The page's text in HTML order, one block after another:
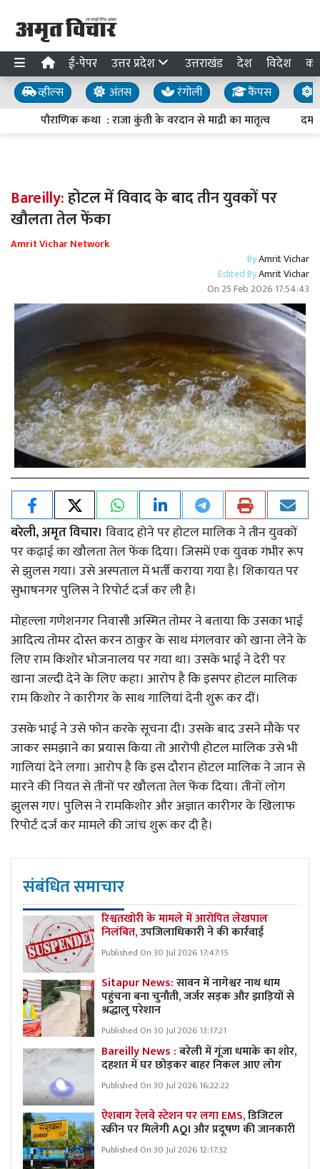
ई-पेपर उत्तर प्रदेश उत्तराखंड देश विदेश
व्हील्स अंतस रंगोली कैंपस
पौराणिक कथा : राजा कुंती के वरदान से माद्री का मातृत्व
Bareilly:होटल में विवाद के बाद तीन युवकों पर
खौलता तेल फेंका
Amrit Vichar Network
ByAmrit Vichar
Edited ByAmrit Vichar
On 25 Feb 2026 17:54:43
बरेली, अमृत विचार। विवाद होने पर होटल मालिक ने तीन युवकों
पर कढ़ाई का खौलता तेल फेंक दिया। जिसमें एक युवक गंभीर रूप
से झुलस गया। उसे अस्पताल में भर्ती कराया गया है। शिकायत पर
सुभाषनगर पुलिस ने रिपोर्ट दर्ज कर ली है।
मोहल्ला गणेशनगर निवासी अस्मित तोमर ने बताया कि उसका भाई
आदित्य तोमर दोस्त करन ठाकुर के साथ मंगलवार को खाना लेने के
लिए राम किशोर भोजनालय पर गया था। उसके भाई ने देरी पर
खाना जल्दी देने के लिए कहा। आरोप है कि इसपर होटल मालिक
राम किशोर ने कारीगर के साथ गालियां देनी शुरू कर दीं।
उसके भाई ने उसे फोन करके सूचना दी। उसके बाद उसने मौके पर
जाकर समझाने का प्रयास किया तो आरोपी होटल मालिक उसे भी
गालियां देने लगा। आरोप है कि इस दौरान होटल मालिक ने जान से
मारने की नियत से तीनों पर खौलता तेल फेंक दिया। तीनों लोग
झुलस गए। पुलिस ने रामकिशोर और अज्ञात कारीगर के खिलाफ
रिपोर्ट दर्ज कर मामले की जांच शुरू कर दी है।
संबंधित समाचार
रिश्वतखोरी के मामले में आरोपित लेखपाल
निलंबित,उपजिलाधिकारी ने की कार्रवाई
Published On 30 Jul 2026 17:47:15
Sitapur News:सावन में नागेश्वर नाथ धाम
पहुंचना बना चुनौती, जर्जर सड़क और झाड़ियों से
श्रद्धालु परेशान
Published On 30 Jul 2026 13:17:21
Bareilly News :बरेली में गूंजा धमाके का शोर,
दहशत में घर छोड़कर बाहर निकल आए लोग
Published On 30 Jul 2026 16:22:22
ऐशबाग रेलवे स्टेशन पर लगा EMS,डिजिटल
स्क्रीन पर मिलेगी AQI और प्रदूषण की जानकारी
Published On 30 Jul 2026 12:17:32